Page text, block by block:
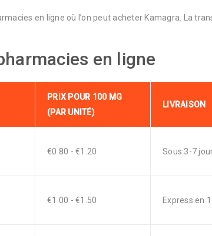
en ligne où l’on peut acheter Kamagra. La
en ligne
PRIX POUR 100 MG
(PAR UNITÉ)
LIVRAISON
€0.80 - €1.20 Sous 3-7
€1.00 - €1.50 Express en